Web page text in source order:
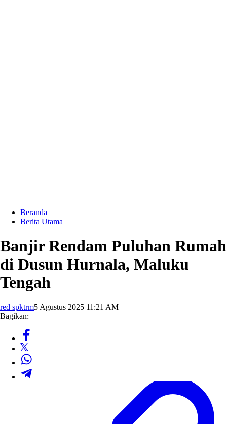
Beranda
Berita Utama
Banjir Rendam Puluhan Rumah
di Dusun Hurnala, Maluku
Tengah
red spktrm5 Agustus 2025 11:21 AM
Bagikan: